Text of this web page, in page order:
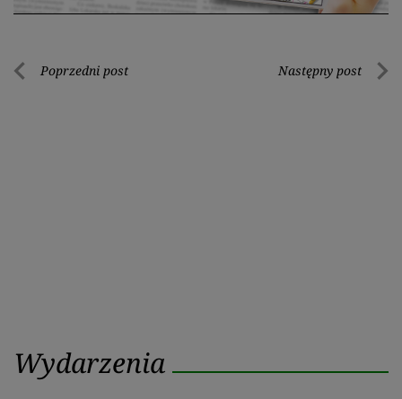
Nawigacja
Poprzedni post Następny post
Wydarzenia